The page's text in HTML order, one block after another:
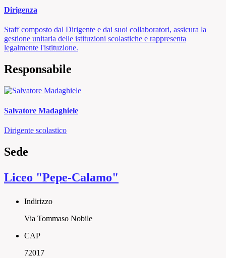
Dirigenza
Staff composto dal Dirigente e dai suoi collaboratori, assicura la
gestione unitaria delle istituzioni scolastiche e rappresenta
legalmente l'istituzione.
Responsabile
Salvatore Madaghiele
Dirigente scolastico
Sede
Liceo "Pepe-Calamo"
Indirizzo
Via Tommaso Nobile
CAP
72017